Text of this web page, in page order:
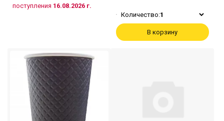
поступления 16.08.2026 г.
Количество:1
В корзину